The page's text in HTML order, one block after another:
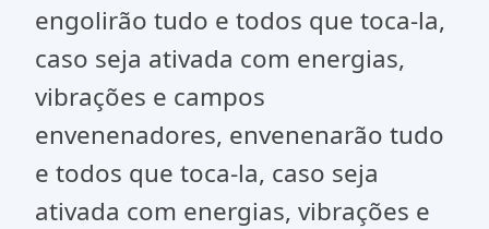
engolirão tudo e todos que toca-la,
caso seja ativada com energias,
vibrações e campos
envenenadores, envenenarão tudo
e todos que toca-la, caso seja
ativada com energias, vibrações e